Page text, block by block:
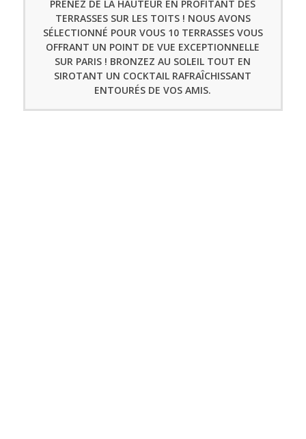
PRENEZ DE LA HAUTEUR EN PROFITANT DES
TERRASSES SUR LES TOITS ! NOUS AVONS
SÉLECTIONNÉ POUR VOUS 10 TERRASSES VOUS
OFFRANT UN POINT DE VUE EXCEPTIONNELLE
SUR PARIS ! BRONZEZ AU SOLEIL TOUT EN
SIROTANT UN COCKTAIL RAFRAÎCHISSANT
ENTOURÉS DE VOS AMIS.